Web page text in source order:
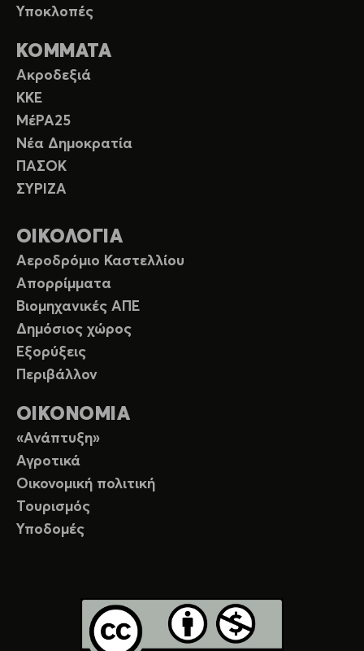
Υποκλοπές
ΚΟΜΜΑΤΑ
Ακροδεξιά
ΚΚΕ
ΜέΡΑ25
Νέα Δημοκρατία
ΠΑΣΟΚ
ΣΥΡΙΖΑ
ΟΙΚΟΛΟΓΙΑ
Αεροδρόμιο Καστελλίου
Απορρίμματα
Βιομηχανικές ΑΠΕ
Δημόσιος χώρος
Εξορύξεις
Περιβάλλον
ΟΙΚΟΝΟΜΙΑ
«Ανάπτυξη»
Αγροτικά
Οικονομική πολιτική
Τουρισμός
Υποδομές